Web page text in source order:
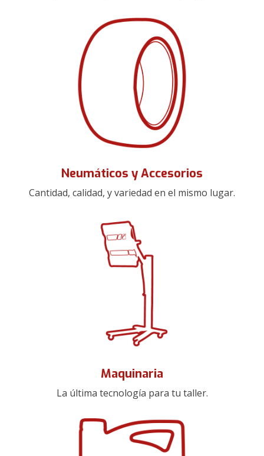
Neumáticos y Accesorios
Cantidad, calidad, y variedad en el mismo lugar.
Maquinaria
La última tecnología para tu taller.